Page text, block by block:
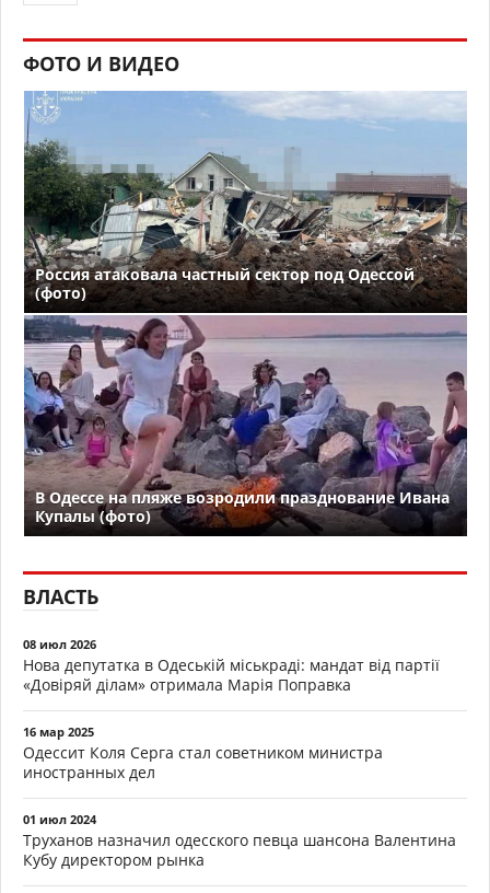
ФОТО И ВИДЕО
Россия атаковала частный сектор под Одессой
(фото)
В Одессе на пляже возродили празднование Ивана
Купалы (фото)
ВЛАСТЬ
08 июл 2026
Нова депутатка в Одеській міськраді: мандат від партії
«Довіряй ділам» отримала Марія Поправка
16 мар 2025
Одессит Коля Серга стал советником министра
иностранных дел
01 июл 2024
Труханов назначил одесского певца шансона Валентина
Кубу директором рынка